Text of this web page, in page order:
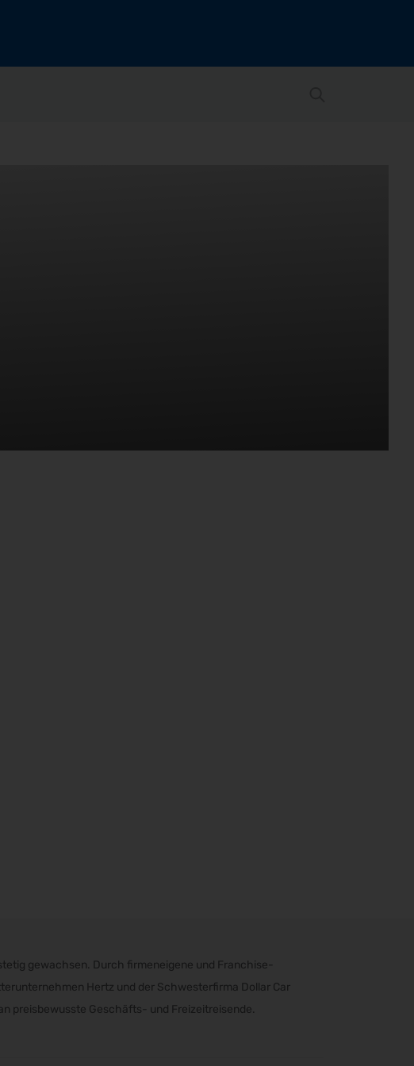
gewachsen. Durch firmeneigene und Franchise-
Hertz und der Schwesterfirma Dollar Car
preisbewusste Geschäfts- und Freizeitreisende.